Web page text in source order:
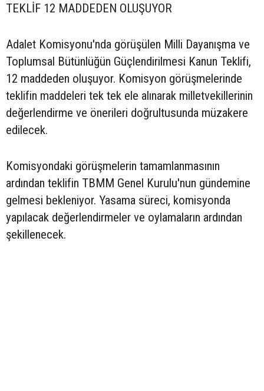
TEKLİF 12 MADDEDEN OLUŞUYOR
Adalet Komisyonu'nda görüşülen Milli Dayanışma ve
Toplumsal Bütünlüğün Güçlendirilmesi Kanun Teklifi,
12 maddeden oluşuyor. Komisyon görüşmelerinde
teklifin maddeleri tek tek ele alınarak milletvekillerinin
değerlendirme ve önerileri doğrultusunda müzakere
edilecek.
Komisyondaki görüşmelerin tamamlanmasının
ardından teklifin TBMM Genel Kurulu'nun gündemine
gelmesi bekleniyor. Yasama süreci, komisyonda
yapılacak değerlendirmeler ve oylamaların ardından
şekillenecek.